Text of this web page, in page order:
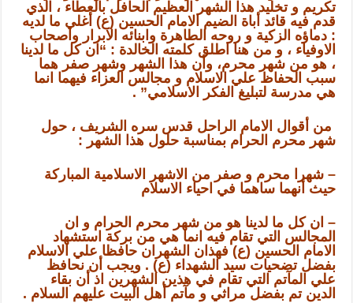
تكريم و تخليد هذا الشهر العظيم الحافل بالعطاء ، الذي
قدم فيه قائد أباة الضيم الامام الحسين (ع) أغلي ما لديه
: دماؤه الزكية و روحه الطاهرة وابنائه الابرار واصحاب
الاوفياء ، و من هنا اطلق كلمته الخالدة : “ان كل ما لدينا
، هو من شهر محرم، وأن هذا الشهر وشهر صفر هما
سبب الحفاظ علي الاسلام و مجالس العزاء فيهما انما
هي مدرسة لتبليغ الفكر الاسلامي” .
من أقوال الامام الراحل قدس سره الشريف ، حول
شهر محرم الحرام بمناسبة حلول هذا الشهر :
– شهرا محرم و صفر من الاشهر الاسلامية المباركة
حيث أنهما ساهما في احياء الاسلام
– ان كل ما لدينا هو من شهر محرم الحرام و ان
المجالس التي تقام فيه انما هي من بركة استشهاد
الامام الحسين (ع) فهذان الشهران حافظا علي الاسلام
بفضل تضحيات سيد الشهداء (ع) . ويجب أن نحافظ
علي المآتم التي تقام في هذين الشهرين اذ أن بقاء
الدين تم بفضل مراثي و مآتم أهل البيت عليهم السلام .